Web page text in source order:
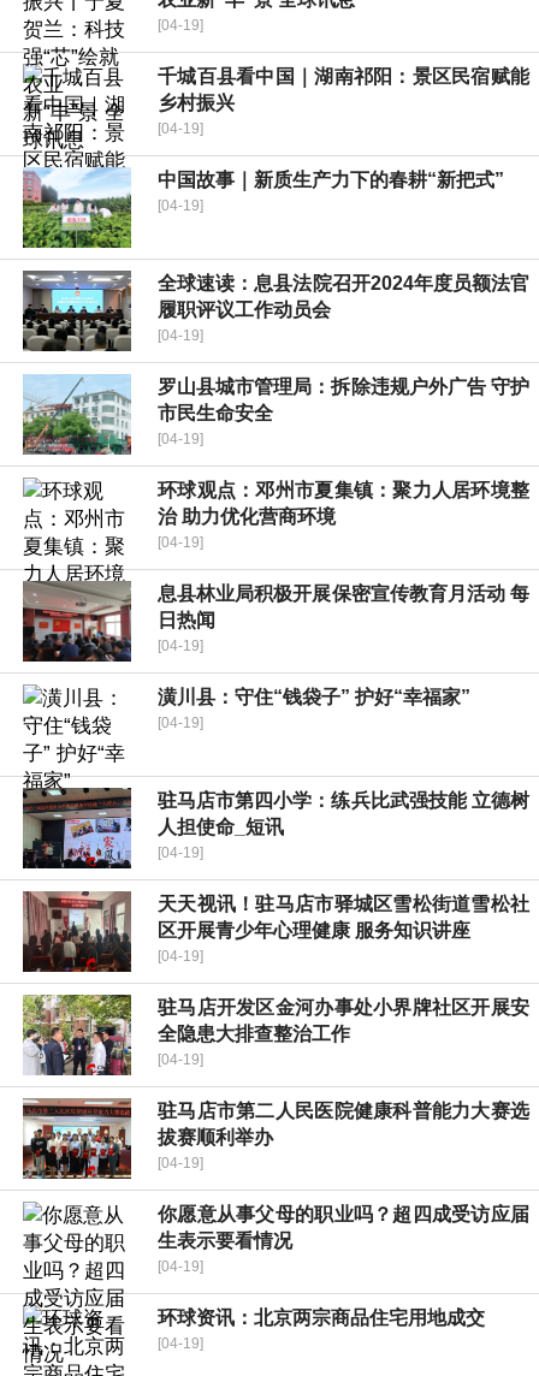
[04-19]
千城百县看中国｜湖南祁阳：景区民宿赋能
乡村振兴
[04-19]
中国故事｜新质生产力下的春耕“新把式”
[04-19]
全球速读：​息县法院召开2024年度员额法官
履职评议工作动员会
[04-19]
罗山县城市管理局：拆除违规户外广告 守护
市民生命安全
[04-19]
环球观点：邓州市夏集镇：聚力人居环境整
治 助力优化营商环境
[04-19]
​息县林业局积极开展保密宣传教育月活动 每
日热闻
[04-19]
潢川县：守住“钱袋子” 护好“幸福家”
[04-19]
驻马店市第四小学：练兵比武强技能 立德树
人担使命_短讯
[04-19]
天天视讯！驻马店市驿城区雪松街道雪松社
区开展青少年心理健康 服务知识讲座
[04-19]
驻马店开发区金河办事处小界牌社区开展安
全隐患大排查整治工作
[04-19]
驻马店市第二人民医院健康科普能力大赛选
拔赛顺利举办
[04-19]
你愿意从事父母的职业吗？超四成受访应届
生表示要看情况
[04-19]
环球资讯：北京两宗商品住宅用地成交
[04-19]